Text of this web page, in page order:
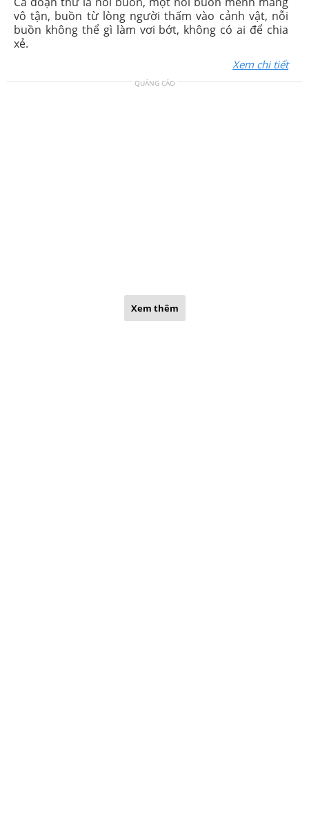
vô tận, buồn từ lòng người thấm vào cảnh vật, nỗi
buồn không thể gì làm vơi bớt, không có ai để chia
xẻ.
Xem chi tiết
QUẢNG CÁO
Xem thêm